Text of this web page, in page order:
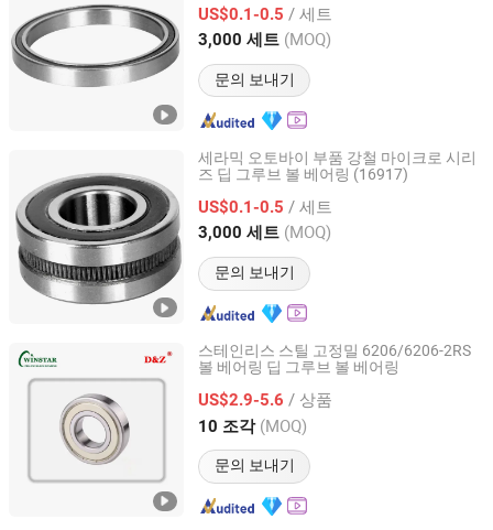
US$0.1-0.5 / 세트
3,000 세트 (MOQ)
문의 보내기
Zhejiang, China 이후 2024
세라믹 오토바이 부품 강철 마이크로 시리
즈 딥 그루브 볼 베어링 (16917)
US$0.1-0.5 / 세트
3,000 세트 (MOQ)
문의 보내기
Cixi Feijie BEARING Co., Ltd.
Zhejiang, China 이후 2024
스테인리스 스틸 고정밀 6206/6206-2RS
볼 베어링 딥 그루브 볼 베어링
US$2.9-5.6 / 상품
10 조각 (MOQ)
문의 보내기
Linxi County Weishida Bearing Manufacture Co., Ltd
Hebei, China 이후 2025